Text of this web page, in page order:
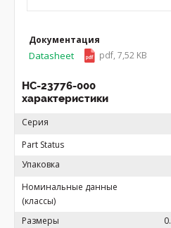
Документация
Datasheet pdf, 7,52 KB
HC-23776-000
характеристики
Серия
Part Status
Упаковка
Номинальные данные
(классы)
Размеры